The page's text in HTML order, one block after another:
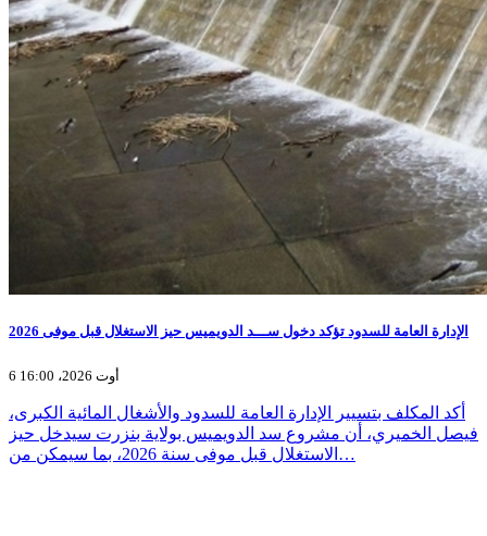
الإدارة العامة للسدود تؤكد دخول ســـد الدويميس حيز الاستغلال قبل موفى 2026
6 أوت 2026، 16:00
أكد المكلف بتسيير الإدارة العامة للسدود والأشغال المائية الكبرى،
فيصل الخميري، أن مشروع سد الدويميس بولاية بنزرت سيدخل حيز
الاستغلال قبل موفى سنة 2026، بما سيمكن من…